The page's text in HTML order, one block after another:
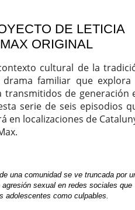
DE LETICIA
ORIGINAL
cultural de la
familiar que explora
transmitidos de generación
serie de seis episodios
en localizaciones de
una comunidad se ve truncada por
agresión sexual en redes sociales que
adolescentes como culpables.